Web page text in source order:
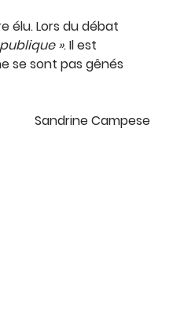
élu. Lors du débat
». Il est
se sont pas gênés
Sandrine Campese